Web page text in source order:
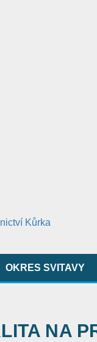
OKRES SVITAVY
NA